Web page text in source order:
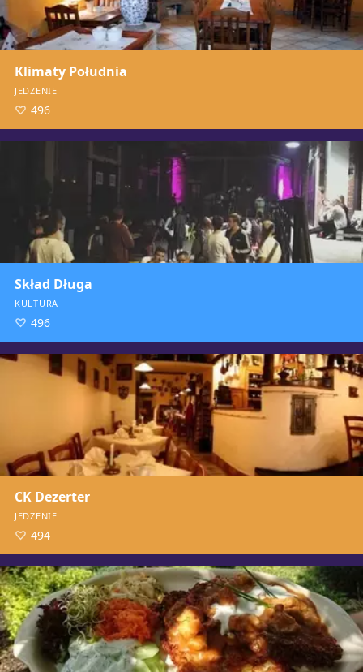
Klimaty Południa
JEDZENIE
496
Skład Długa
KULTURA
496
CK Dezerter
JEDZENIE
494